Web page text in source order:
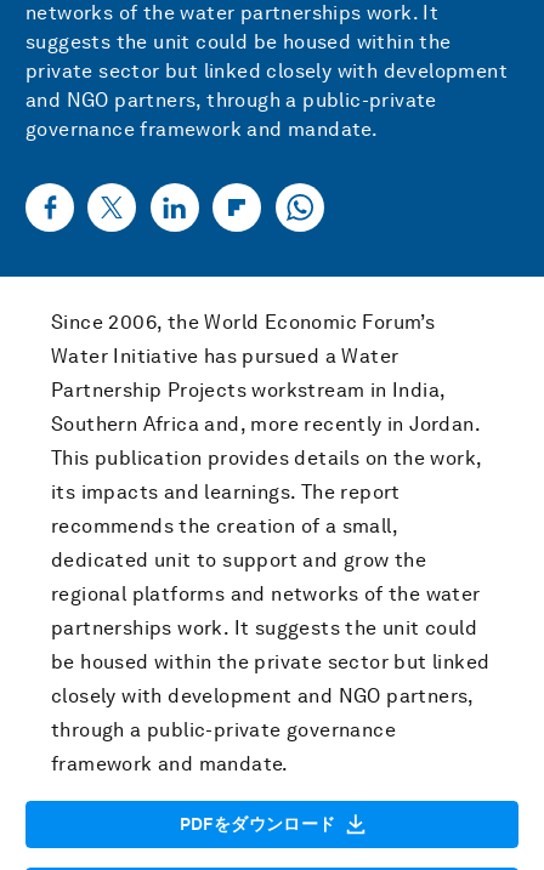
networks of the water partnerships work. It
suggests the unit could be housed within the
private sector but linked closely with development
and NGO partners, through a public-private
governance framework and mandate.
Since 2006, the World Economic Forum’s
Water Initiative has pursued a Water
Partnership Projects workstream in India,
Southern Africa and, more recently in Jordan.
This publication provides details on the work,
its impacts and learnings. The report
recommends the creation of a small,
dedicated unit to support and grow the
regional platforms and networks of the water
partnerships work. It suggests the unit could
be housed within the private sector but linked
closely with development and NGO partners,
through a public-private governance
framework and mandate.
PDFをダウンロード